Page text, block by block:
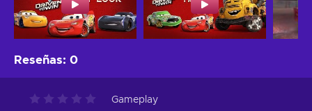
Reseñas: 0
Gameplay